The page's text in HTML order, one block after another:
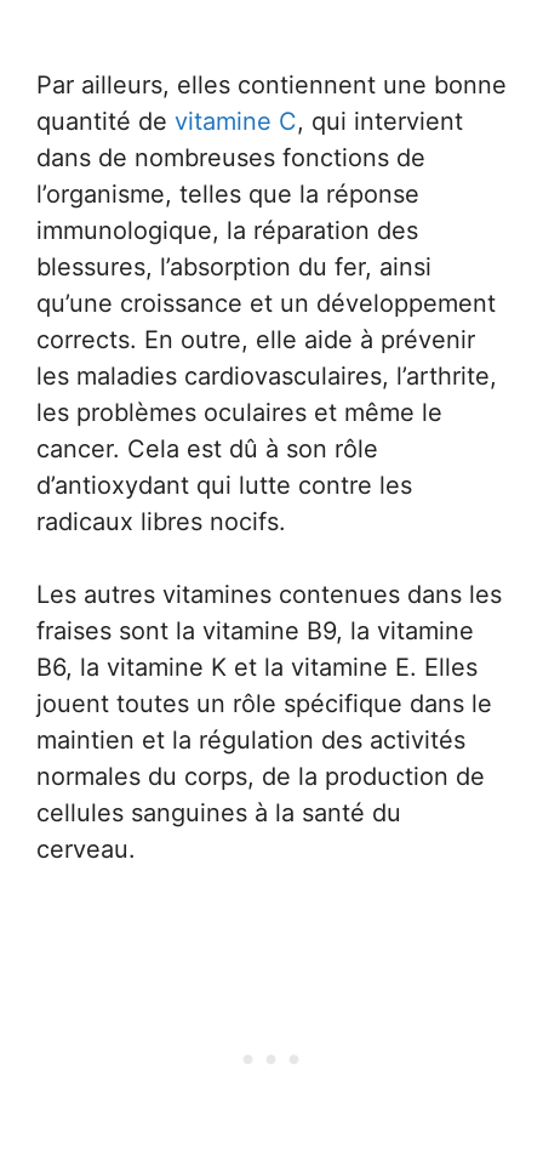
Par ailleurs, elles contiennent une bonne
quantité de vitamine C, qui intervient
dans de nombreuses fonctions de
l’organisme, telles que la réponse
immunologique, la réparation des
blessures, l’absorption du fer, ainsi
qu’une croissance et un développement
corrects. En outre, elle aide à prévenir
les maladies cardiovasculaires, l’arthrite,
les problèmes oculaires et même le
cancer. Cela est dû à son rôle
d’antioxydant qui lutte contre les
radicaux libres nocifs.
Les autres vitamines contenues dans les
fraises sont la vitamine B9, la vitamine
B6, la vitamine K et la vitamine E. Elles
jouent toutes un rôle spécifique dans le
maintien et la régulation des activités
normales du corps, de la production de
cellules sanguines à la santé du
cerveau.